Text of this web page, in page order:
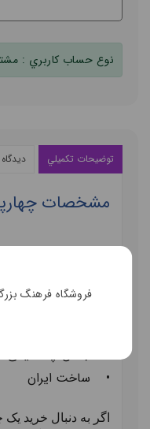
نوع حساب کاربري :
توضيحات تکميلي ديدگاه
مشخصات
مدل: 518
سایز:
•جنس: پلاستیکی
• ساخت ایران
اگر به دنبال خرید
فروشگاه فرهنگ